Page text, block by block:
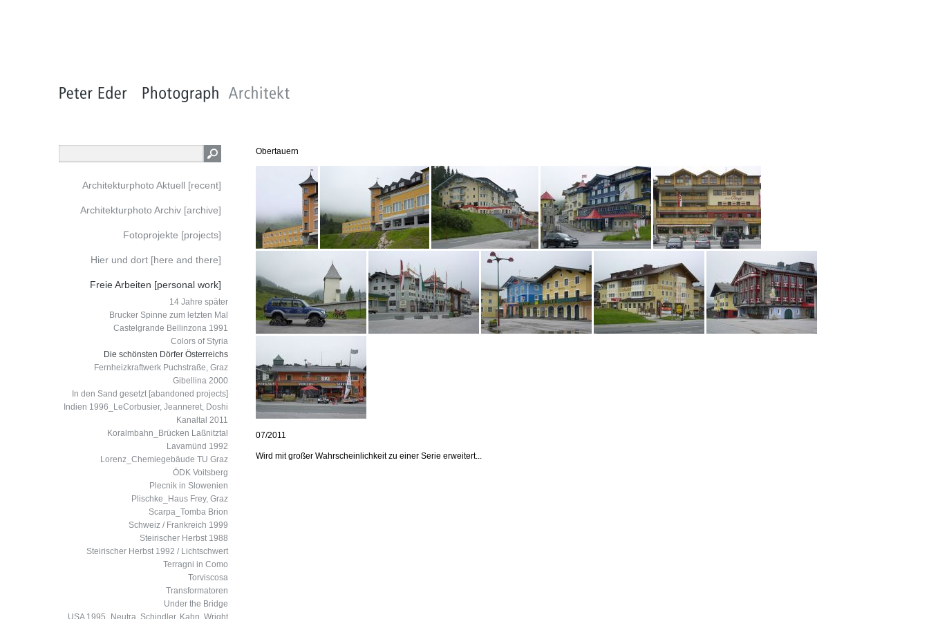
Architekturphoto Aktuell [recent]
Architekturphoto Archiv [archive]
Fotoprojekte [projects]
Hier und dort [here and there]
Freie Arbeiten [personal work]
14 Jahre später
Brucker Spinne zum letzten Mal
Castelgrande Bellinzona 1991
Colors of Styria
Die schönsten Dörfer Österreichs
Fernheizkraftwerk Puchstraße, Graz
Gibellina 2000
In den Sand gesetzt [abandoned projects]
Indien 1996_LeCorbusier, Jeanneret, Doshi
Kanaltal 2011
Koralmbahn_Brücken Laßnitztal
Lavamünd 1992
Lorenz_Chemiegebäude TU Graz
ÖDK Voitsberg
Plecnik in Slowenien
Plischke_Haus Frey, Graz
Scarpa_Tomba Brion
Schweiz / Frankreich 1999
Steirischer Herbst 1988
Steirischer Herbst 1992 / Lichtschwert
Terragni in Como
Torviscosa
Transformatoren
Under the Bridge
USA 1995_Neutra, Schindler, Kahn, Wright
Obertauern
07/2011
Wird mit großer Wahrscheinlichkeit zu einer Serie erweitert...